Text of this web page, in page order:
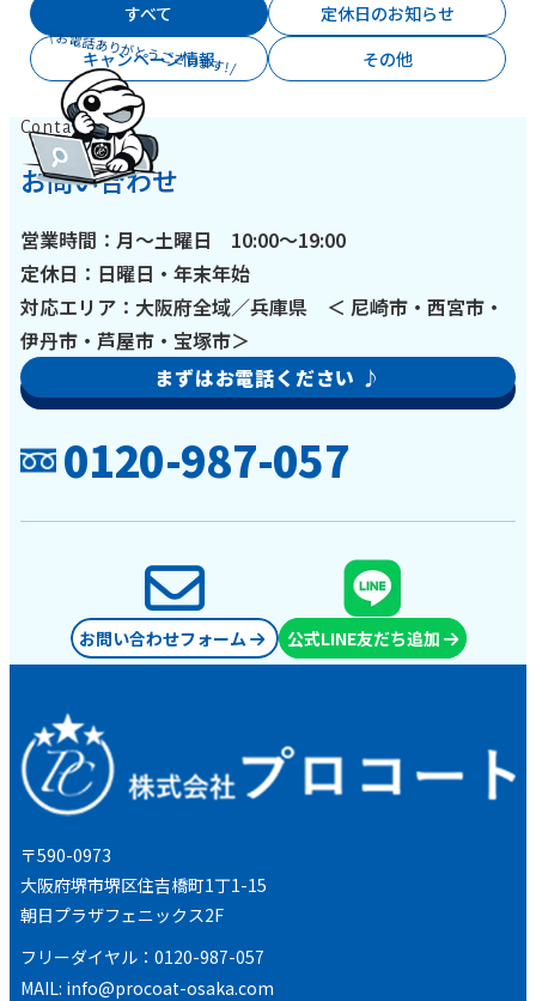
すべて
定休日のお知らせ
キャンペーン情報
その他
Contact
お問い合わせ
営業時間：月～土曜日 10:00～19:00
定休日：日曜日・年末年始
対応エリア：大阪府全域／兵庫県 ＜ 尼崎市・西宮市・
伊丹市・芦屋市・宝塚市＞
まずはお電話ください ♪
0120-987-057
お問い合わせフォーム 公式LINE友だち追加
\ お電話ありがとうございます! /
〒590-0973
大阪府堺市堺区住吉橋町1丁1-15
朝日プラザフェニックス2F
フリーダイヤル：0120-987-057
MAIL: info@procoat-osaka.com